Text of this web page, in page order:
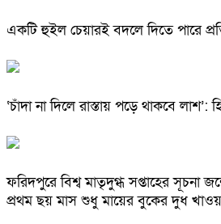
একটি হুইল চেয়ারই বদলে দিতে পারে
‘চাঁদা না দিলে রাস্তায় পড়ে থাকবে লাশ’:
ফরিদপুরে বিশ্ব মাতৃদুগ্ধ সপ্তাহের সূচনা
প্রথম ছয় মাস শুধু মায়ের বুকের দুধ